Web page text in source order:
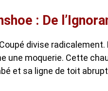
: De
divise
une moquerie. Cette
et sa ligne de toit